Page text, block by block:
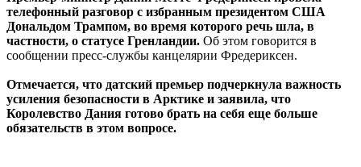
телефонный разговор с избранным президентом США
Дональдом Трампом, во время которого речь шла, в
частности, о статусе Гренландии. Об этом говорится в
сообщении пресс-службы канцелярии Фредериксен.
Отмечается, что датский премьер подчеркнула важность
усиления безопасности в Арктике и заявила, что
Королевство Дания готово брать на себя еще больше
обязательств в этом вопросе.